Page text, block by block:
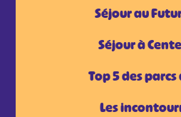
Séjour au
Séjour à
Top 5 des
Les